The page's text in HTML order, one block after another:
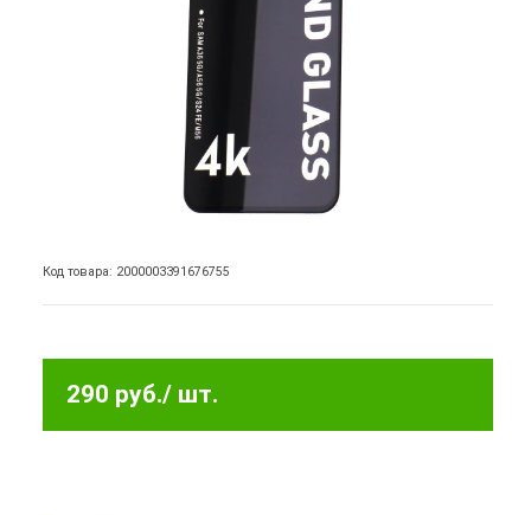
Код товара: 2000003391676755
290 руб./ шт.